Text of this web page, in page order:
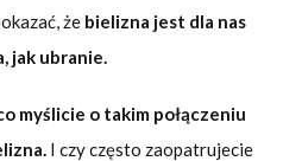
że bielizna jest dla nas
jak ubranie.
myślicie o takim połączeniu
I czy często zaopatrujecie